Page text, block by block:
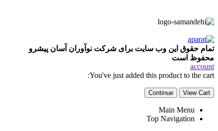
تمام حقوق این وب سایت برای شرکت نوآوران آسان پیشرو
محفوظ است
account
You've just added this product to the cart:
View Cart
Continue
Main Menu
Top Navigation